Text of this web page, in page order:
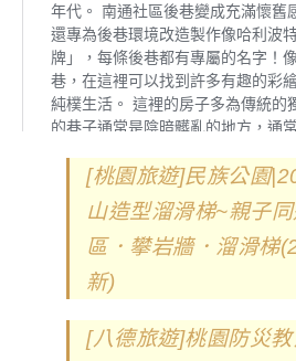
[桃園旅遊]民族公園
山造型溜滑梯~親子
區．攀岩牆．溜滑梯
新)
[八德旅遊]桃園防災